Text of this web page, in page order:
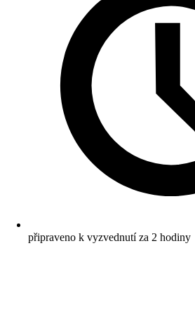
připraveno k vyzvednutí za 2 hodiny